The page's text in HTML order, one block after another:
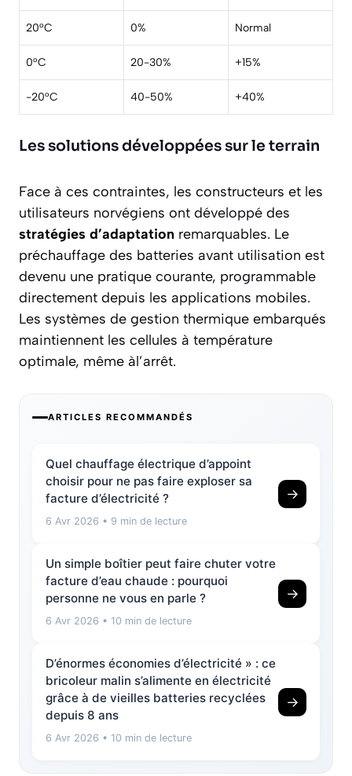
20°C 0% Normal
0°C 20-30% +15%
-20°C 40-50% +40%
Les solutions développées sur le terrain
Face à ces contraintes, les constructeurs et les
utilisateurs norvégiens ont développé des
stratégies d’adaptation remarquables. Le
préchauffage des batteries avant utilisation est
devenu une pratique courante, programmable
directement depuis les applications mobiles.
Les systèmes de gestion thermique embarqués
maintiennent les cellules à température
optimale, même àl’arrêt.
ARTICLES RECOMMANDÉS
Quel chauffage électrique d’appoint
choisir pour ne pas faire exploser sa
facture d’électricité ?
6 Avr 2026 • 9 min de lecture
→
Un simple boîtier peut faire chuter votre
facture d’eau chaude : pourquoi
personne ne vous en parle ?
6 Avr 2026 • 10 min de lecture
→
D’énormes économies d’électricité » : ce
bricoleur malin s’alimente en électricité
grâce à de vieilles batteries recyclées
depuis 8 ans
6 Avr 2026 • 10 min de lecture
→